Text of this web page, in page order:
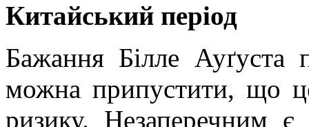
Китайський період
Бажання Білле Ауґуста
можна припустити, що
ризику. Незаперечним